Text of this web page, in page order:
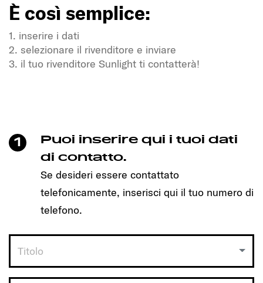
È così semplice:
1. inserire i dati
2. selezionare il rivenditore e inviare
3. il tuo rivenditore Sunlight ti contatterà!
È così semplice:
1. inserire i dati
2. selezionare il rivenditore e inviare
3. il tuo rivenditore Sunlight ti contatterà!
1
Puoi inserire qui i tuoi dati
di contatto.
Se desideri essere contattato
telefonicamente, inserisci qui il tuo numero di
telefono.
Titolo